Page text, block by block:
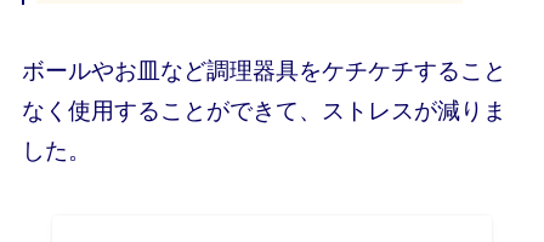
ボールやお皿など調理器具をケチケチすること
なく使用することができて、ストレスが減りま
した。